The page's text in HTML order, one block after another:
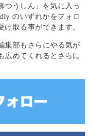
つうしん」を気に入っ
のいずれかをフォロ
取る事ができます。
集部もさらにやる気が
広めてくれるとさらに